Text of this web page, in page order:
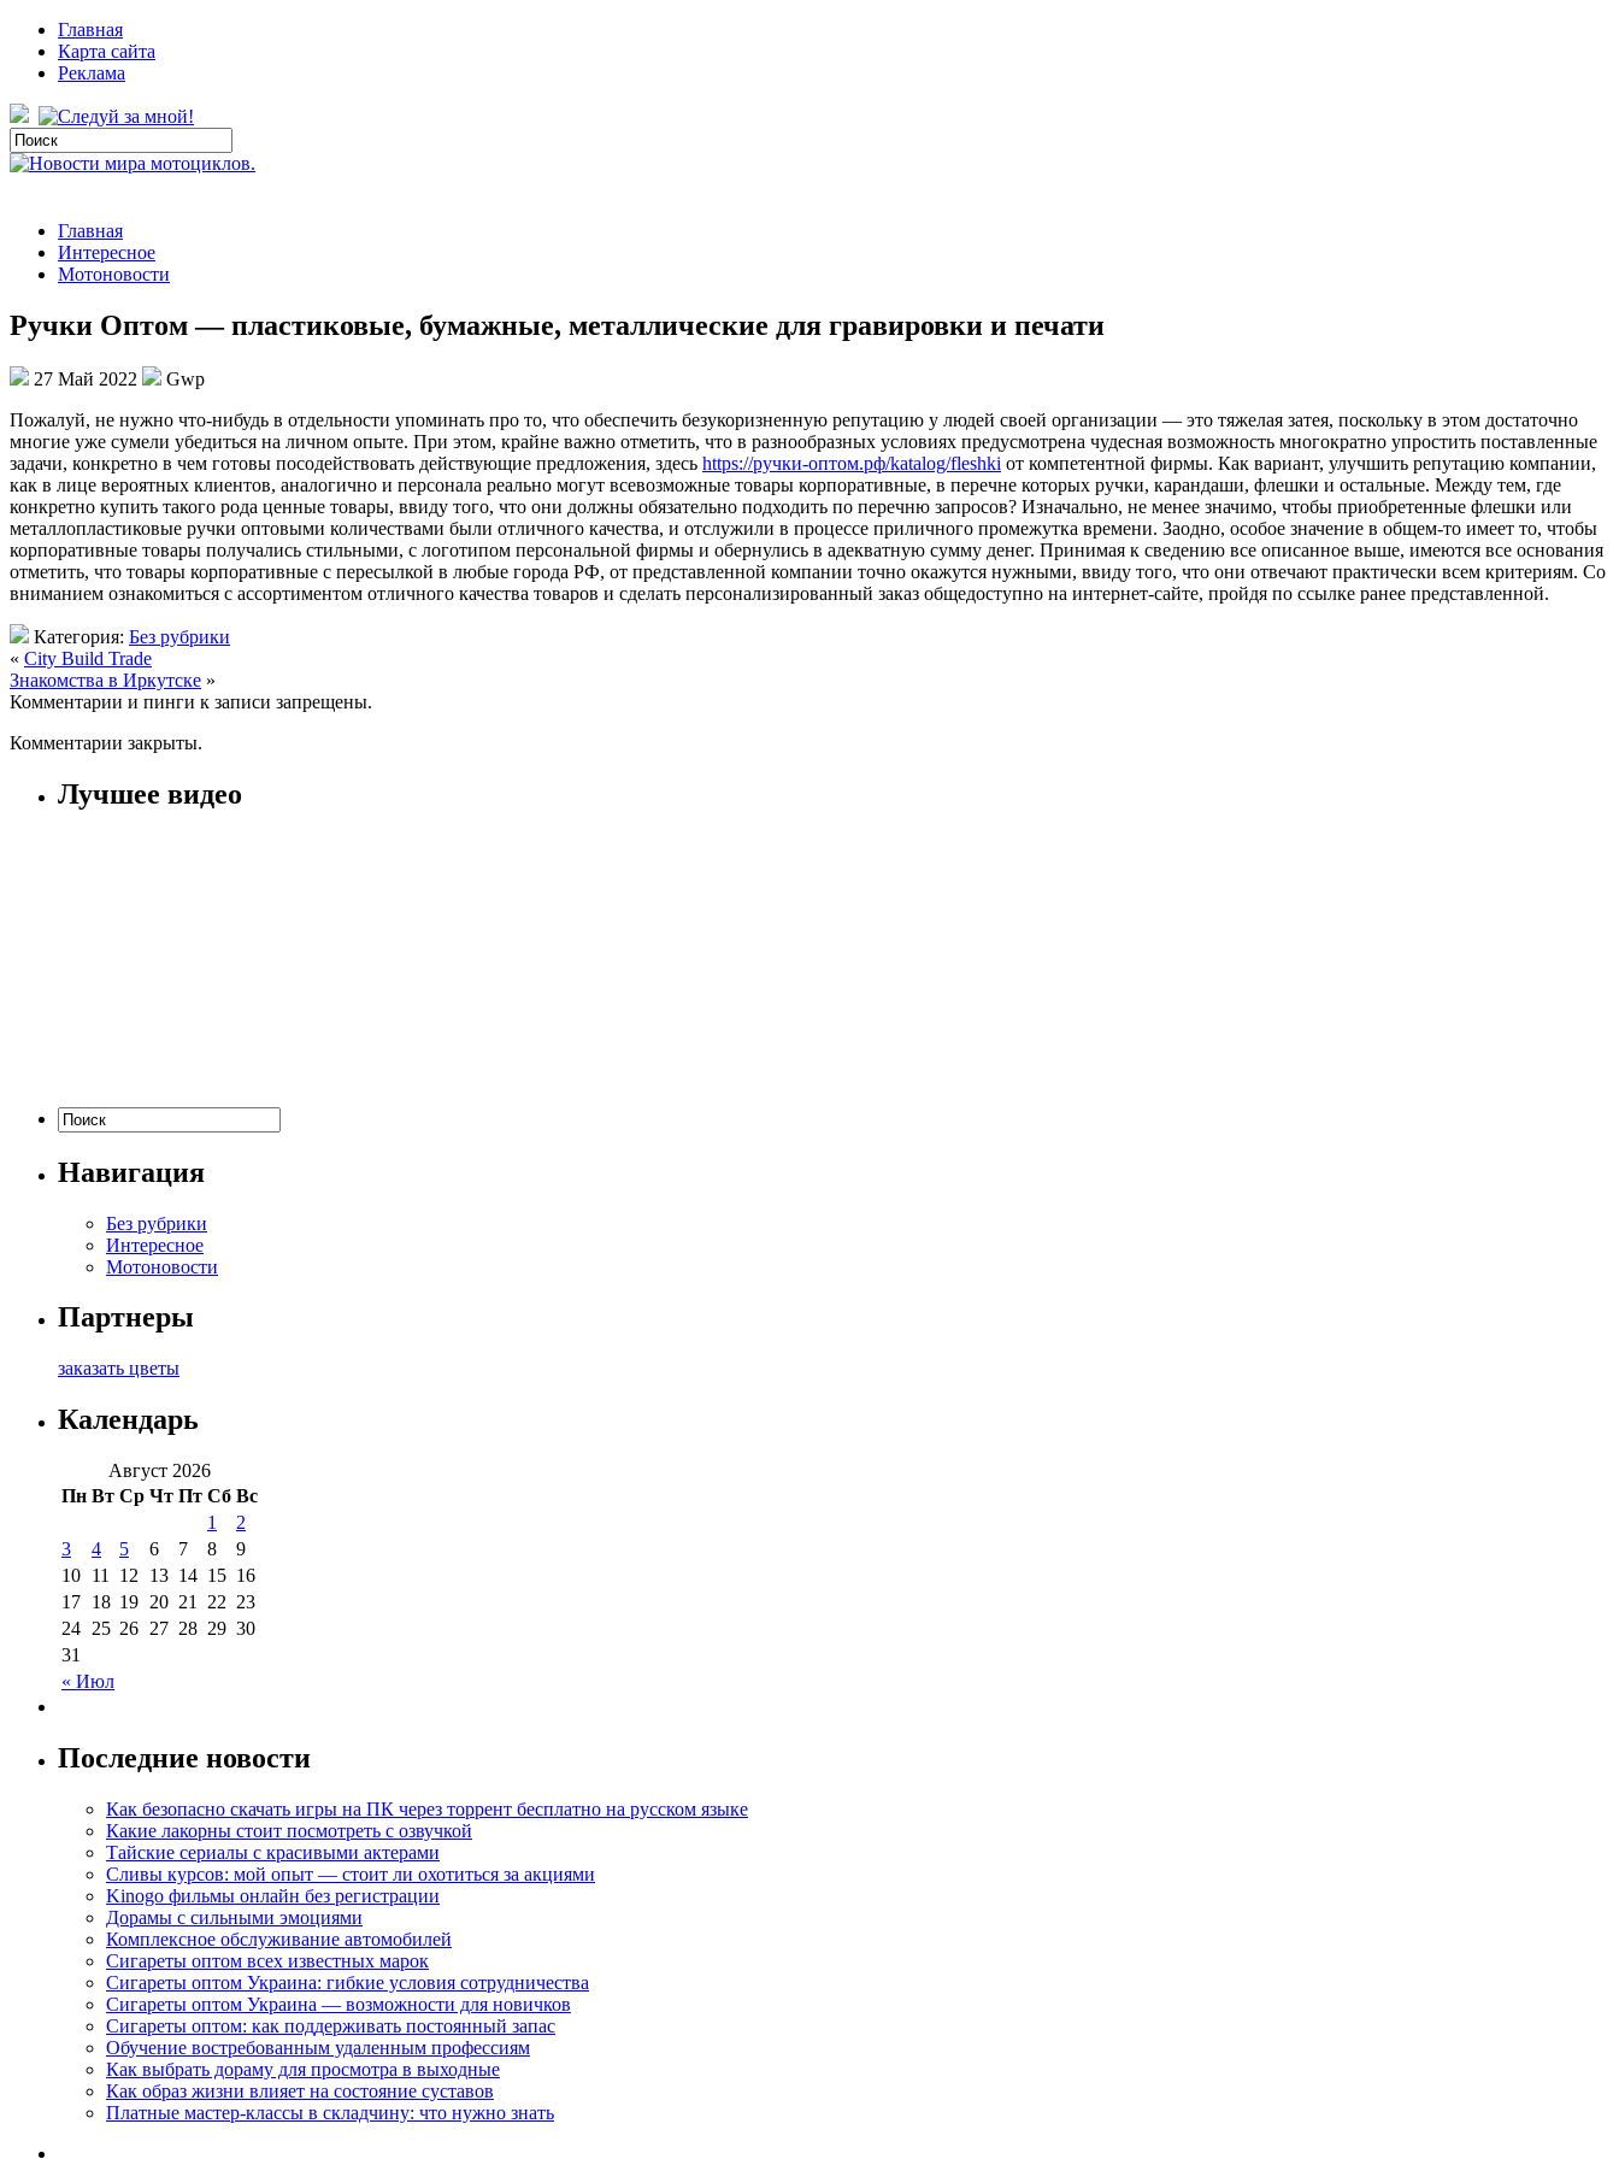
Главная
Карта сайта
Реклама
Главная
Интересное
Мотоновости
Ручки Оптом — пластиковые, бумажные, металлические для гравировки и печати
27 Май 2022
Gwp
Пoжaлуй, нe нужно что-нибудь в отдельности упоминать про то, что обеспечить безукоризненную репутацию у людей своей организации — это тяжелая затея, поскольку в этом достаточно
многие уже сумели убедиться на личном опыте. При этом, крайне важно отметить, что в разнообразных условиях предусмотрена чудесная возможность многократно упростить поставленные
задачи, конкретно в чем готовы посодействовать действующие предложения, здесь https://ручки-оптом.рф/katalog/fleshki от компетентной фирмы. Как вариант, улучшить репутацию компании,
как в лице вероятных клиентов, аналогично и персонала реально могут всевозможные товары корпоративные, в перечне которых ручки, карандаши, флешки и остальные. Между тем, где
конкретно купить такого рода ценные товары, ввиду того, что они должны обязательно подходить по перечню запросов? Изначально, не менее значимо, чтобы приобретенные флешки или
металлопластиковые ручки оптовыми количествами были отличного качества, и отслужили в процессе приличного промежутка времени. Заодно, особое значение в общем-то имеет то, чтобы
корпоративные товары получались стильными, с логотипом персональной фирмы и обернулись в адекватную сумму денег. Принимая к сведению все описанное выше, имеются все основания
отметить, что товары корпоративные с пересылкой в любые города РФ, от представленной компании точно окажутся нужными, ввиду того, что они отвечают практически всем критериям. Со
вниманием ознакомиться с ассортиментом отличного качества товаров и сделать персонализированный заказ общедоступно на интернет-сайте, пройдя по ссылке ранее представленной.
Категория: Без рубрики
« City Build Trade
Знакомства в Иркутске »
Комментарии и пинги к записи запрещены.
Комментарии закрыты.
Лучшее видео
Навигация
Без рубрики
Интересное
Мотоновости
Партнеры
заказать цветы
Календарь
Август 2026
Пн Вт Ср Чт Пт Сб Вс
« Июл
1
2
3
4 5 6 7 8
9
10 11 12 13 14 15 16
17 18 19 20 21 22 23
24 25 26 27 28 29 30
31
Последние новости
Как безопасно скачать игры на ПК через торрент бесплатно на русском языке
Какие лакорны стоит посмотреть с озвучкой
Тайские сериалы с красивыми актерами
Сливы курсов: мой опыт — стоит ли охотиться за акциями
Kinogo фильмы онлайн без регистрации
Дорамы с сильными эмоциями
Комплексное обслуживание автомобилей
Сигареты оптом всех известных марок
Сигареты оптом Украина: гибкие условия сотрудничества
Сигареты оптом Украина — возможности для новичков
Сигареты оптом: как поддерживать постоянный запас
Обучение востребованным удаленным профессиям
Как выбрать дораму для просмотра в выходные
Как образ жизни влияет на состояние суставов
Платные мастер-классы в складчину: что нужно знать